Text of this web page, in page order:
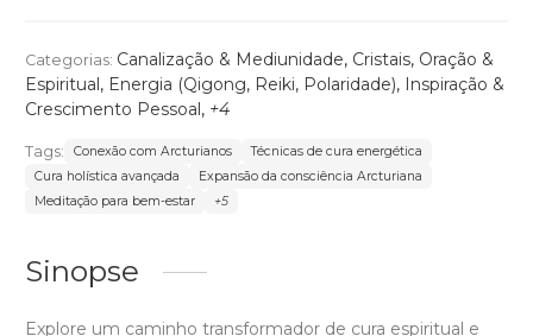
Categorias: Canalização & Mediunidade, Cristais, Oração &
Espiritual, Energia (Qigong, Reiki, Polaridade), Inspiração &
Crescimento Pessoal, +4
Tags: Conexão com Arcturianos
Técnicas de cura energética
Cura holística avançada
Expansão da consciência Arcturiana
Meditação para bem-estar
+5
Sinopse
Explore um caminho transformador de cura espiritual e